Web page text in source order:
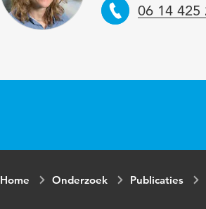
Telefoon
06 14 425
Home Onderzoek Publicaties